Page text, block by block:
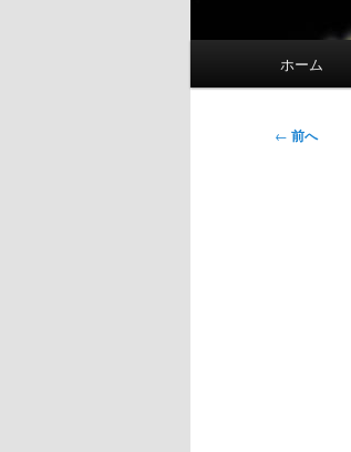
ホーム
投
← 前へ